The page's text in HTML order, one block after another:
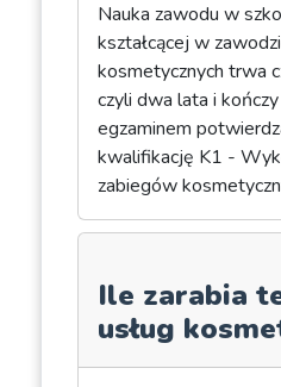
Nauka zawodu w
kształcącej w
kosmetycznych trwa
czyli dwa lata i
egzaminem
kwalifikację K1 -
zabiegów
Ile zarabia
usług